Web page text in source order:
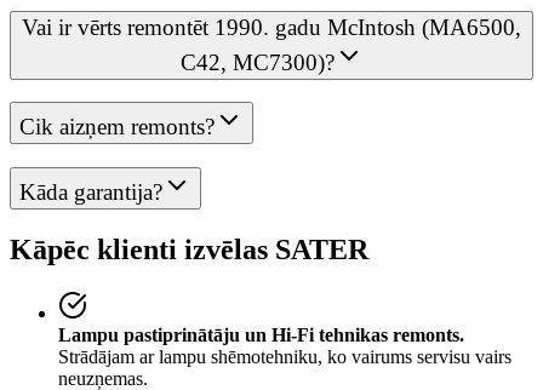
Vai ir vērts remontēt 1990. gadu McIntosh (MA6500,
C42, MC7300)?
Cik aizņem remonts?
Kāda garantija?
Kāpēc klienti izvēlas SATER
Lampu pastiprinātāju un Hi-Fi tehnikas remonts.
Strādājam ar lampu shēmotehniku, ko vairums servisu vairs
neuzņemas.